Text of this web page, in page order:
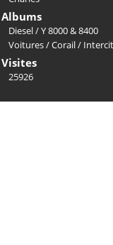
Albums
Diesel/Y 8000 & 8400
Voitures/Corail/
Visites
25926